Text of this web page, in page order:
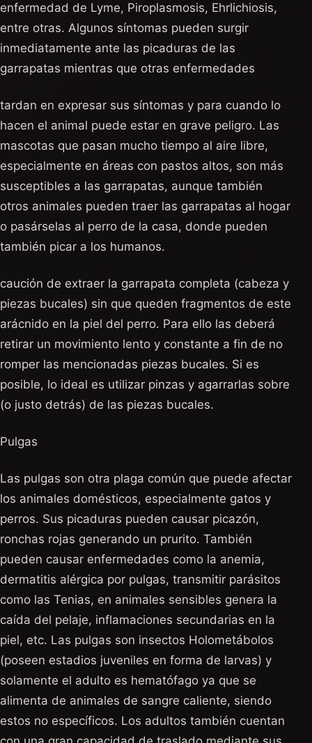
enfermedad de Lyme, Piroplasmosis, Ehrlichiosis,
entre otras. Algunos síntomas pueden surgir
inmediatamente ante las picaduras de las
garrapatas mientras que otras enfermedades
tardan en expresar sus síntomas y para cuando lo
hacen el animal puede estar en grave peligro. Las
mascotas que pasan mucho tiempo al aire libre,
especialmente en áreas con pastos altos, son más
susceptibles a las garrapatas, aunque también
otros animales pueden traer las garrapatas al hogar
o pasárselas al perro de la casa, donde pueden
también picar a los humanos.
caución de extraer la garrapata completa (cabeza y
piezas bucales) sin que queden fragmentos de este
arácnido en la piel del perro. Para ello las deberá
retirar un movimiento lento y constante a fin de no
romper las mencionadas piezas bucales. Si es
posible, lo ideal es utilizar pinzas y agarrarlas sobre
(o justo detrás) de las piezas bucales.
Pulgas
Las pulgas son otra plaga común que puede afectar
los animales domésticos, especialmente gatos y
perros. Sus picaduras pueden causar picazón,
ronchas rojas generando un prurito. También
pueden causar enfermedades como la anemia,
dermatitis alérgica por pulgas, transmitir parásitos
como las Tenias, en animales sensibles genera la
caída del pelaje, inflamaciones secundarias en la
piel, etc. Las pulgas son insectos Holometábolos
(poseen estadios juveniles en forma de larvas) y
solamente el adulto es hematófago ya que se
alimenta de animales de sangre caliente, siendo
estos no específicos. Los adultos también cuentan